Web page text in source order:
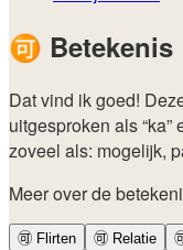
🉑 Betekenis
Dat vind ik goed!
uitgesproken als “ka”
zoveel als: mogelijk,
Meer over de
🉑 Flirten 🉑 Relatie